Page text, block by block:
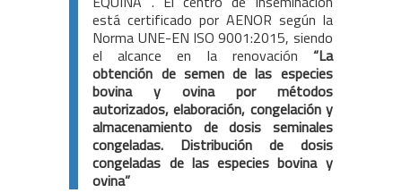
está certificado por AENOR según la
Norma UNE-EN ISO 9001:2015, siendo
el alcance en la renovación “La
obtención de semen de las especies
bovina y ovina por métodos
autorizados, elaboración, congelación y
almacenamiento de dosis seminales
congeladas. Distribución de dosis
congeladas de las especies bovina y
ovina”